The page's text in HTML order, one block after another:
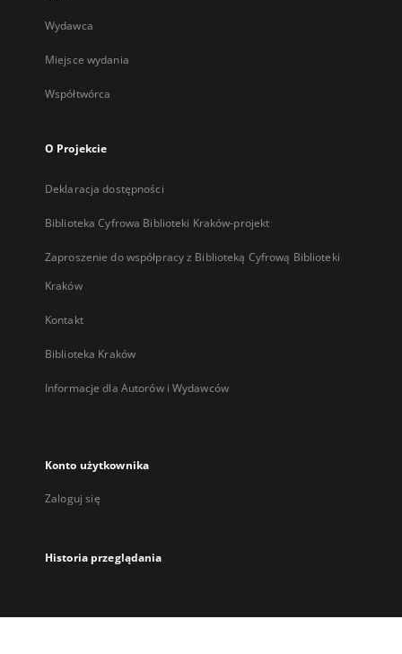
Wydawca
Miejsce wydania
Współtwórca
O Projekcie
Deklaracja dostępności
Biblioteka Cyfrowa Biblioteki Kraków-projekt
Zaproszenie do współpracy z Biblioteką Cyfrową Biblioteki
Kraków
Kontakt
Biblioteka Kraków
Informacje dla Autorów i Wydawców
Konto użytkownika
Zaloguj się
Historia przeglądania